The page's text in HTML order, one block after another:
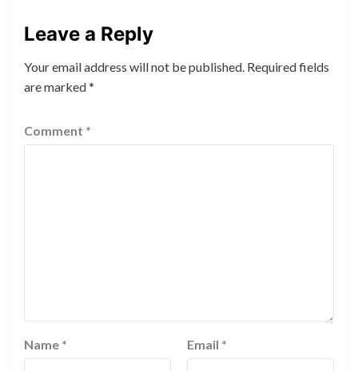
Leave a Reply
Your email address will not be published. Required fields
are marked*
Comment *
Name * Email *